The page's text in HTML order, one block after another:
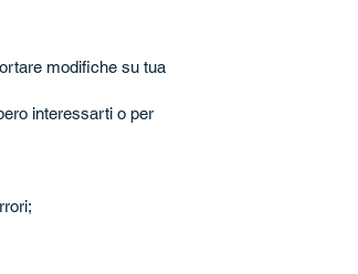
modifiche su tua
interessarti o per